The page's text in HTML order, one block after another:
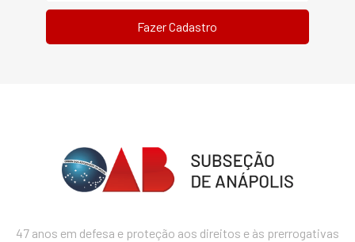
47 anos em defesa e proteção aos direitos e às prerrogativas